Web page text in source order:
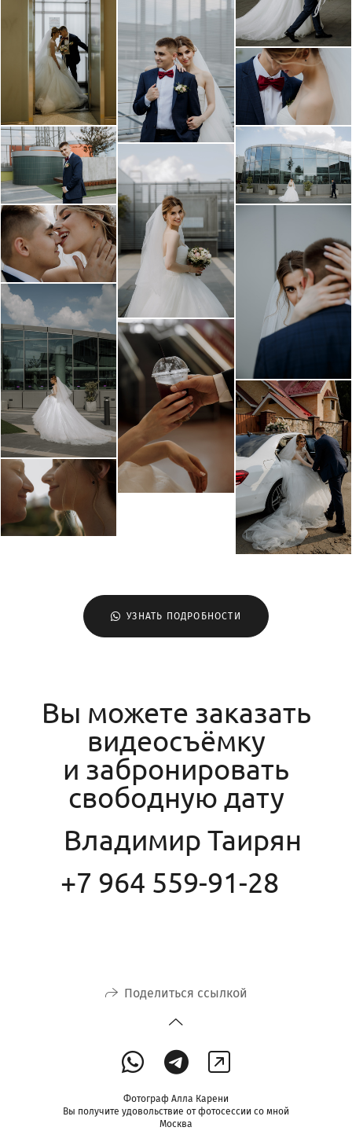
УЗНАТЬ ПОДРОБНОСТИ
Вы можете заказать
видеосъёмку
и забронировать
свободную дату
Владимир Таирян
+7 964 559-91-28
Поделиться ссылкой
Фотограф Алла Карени
Вы получите удовольствие от фотосессии со мной
Москва